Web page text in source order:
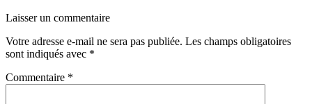
Laisser un commentaire
Votre adresse e-mail ne sera pas publiée. Les champs obligatoires
sont indiqués avec *
Commentaire *